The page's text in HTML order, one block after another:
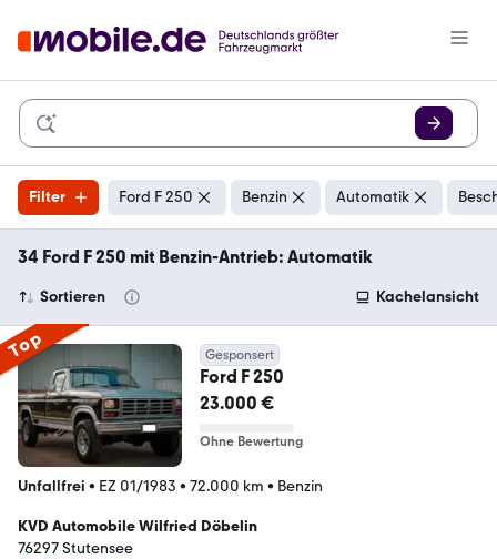
Filter Ford F 250 Benzin Automatik
34 Ford F 250 mit Benzin-Antrieb: Automatik
Sortieren Kachelansicht
Top Gesponsert
Ford F 250
23.000 €
Ohne Bewertung
Unfallfrei • EZ 01/1983 • 72.000 km • Benzin
KVD Automobile Wilfried Döbelin
76297 Stutensee